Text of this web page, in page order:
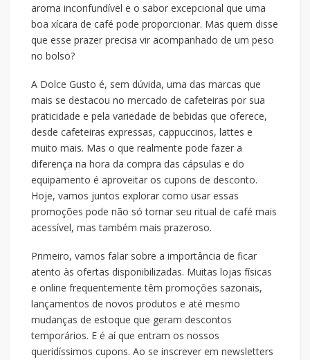
aroma inconfundível e o sabor excepcional que uma
boa xícara de café pode proporcionar. Mas quem disse
que esse prazer precisa vir acompanhado de um peso
no bolso?
A Dolce Gusto é, sem dúvida, uma das marcas que
mais se destacou no mercado de cafeteiras por sua
praticidade e pela variedade de bebidas que oferece,
desde cafeteiras expressas, cappuccinos, lattes e
muito mais. Mas o que realmente pode fazer a
diferença na hora da compra das cápsulas e do
equipamento é aproveitar os cupons de desconto.
Hoje, vamos juntos explorar como usar essas
promoções pode não só tornar seu ritual de café mais
acessível, mas também mais prazeroso.
Primeiro, vamos falar sobre a importância de ficar
atento às ofertas disponibilizadas. Muitas lojas físicas
e online frequentemente têm promoções sazonais,
lançamentos de novos produtos e até mesmo
mudanças de estoque que geram descontos
temporários. E é aí que entram os nossos
queridíssimos cupons. Ao se inscrever em newsletters